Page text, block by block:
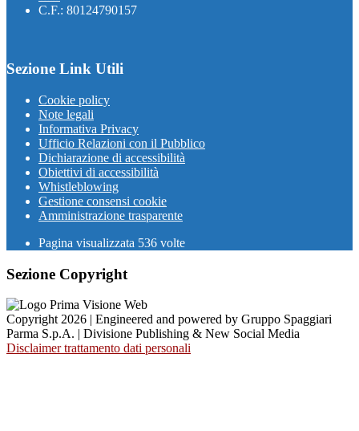
C.F.: 80124790157
Sezione Link Utili
Cookie policy
Note legali
Informativa Privacy
Ufficio Relazioni con il Pubblico
Dichiarazione di accessibilità
Obiettivi di accessibilità
Whistleblowing
Gestione consensi cookie
Amministrazione trasparente
Pagina visualizzata 536 volte
Sezione Copyright
Copyright 2026 | Engineered and powered by Gruppo Spaggiari
Parma S.p.A. | Divisione Publishing & New Social Media
Disclaimer trattamento dati personali